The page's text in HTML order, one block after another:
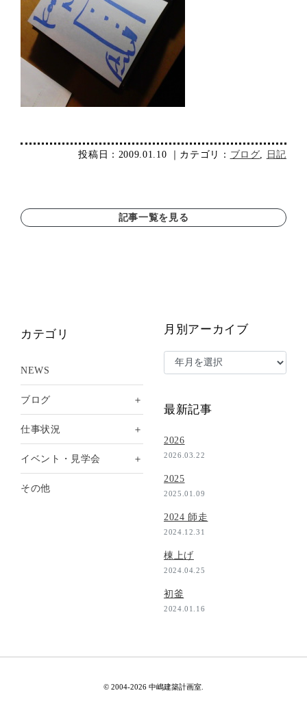
投稿日：2009.01.10 ｜カテゴリ： ブログ 日記
記事一覧を見る
カテゴリ
NEWS
ブログ ＋
仕事状況 ＋
イベント・見学会 ＋
その他
月別アーカイブ
最新記事
2026
2026.03.22
2025
2025.01.09
2024 師走
2024.12.31
棟上げ
2024.04.25
初釜
2024.01.16
© 2004-2026 中嶋建築計画室.